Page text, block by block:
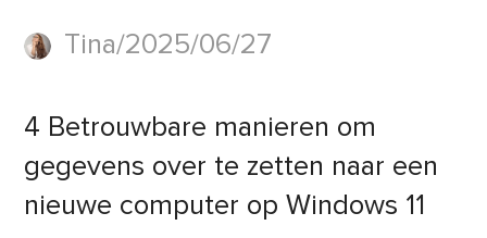
Tina/2025/06/27
4 Betrouwbare manieren om
gegevens over te zetten naar een
nieuwe computer op Windows 11